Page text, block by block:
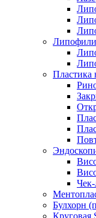
Пластика
Булхорн
Круговая